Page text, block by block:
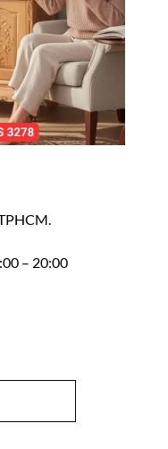
– 20:00